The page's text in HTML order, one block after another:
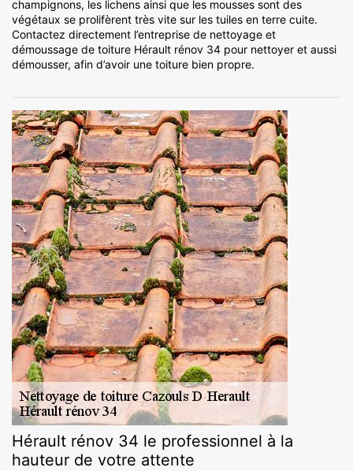
champignons, les lichens ainsi que les mousses sont des
végétaux se prolifèrent très vite sur les tuiles en terre cuite.
Contactez directement l’entreprise de nettoyage et
démoussage de toiture Hérault rénov 34 pour nettoyer et aussi
démousser, afin d’avoir une toiture bien propre.
Hérault rénov 34 le professionnel à la
hauteur de votre attente